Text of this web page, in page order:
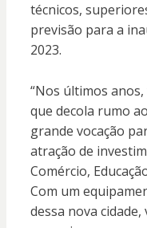
técnicos,
previsão para a
2023.
“Nos últimos
que decola rumo
grande vocação
atração de
Comércio,
Com um
dessa nova